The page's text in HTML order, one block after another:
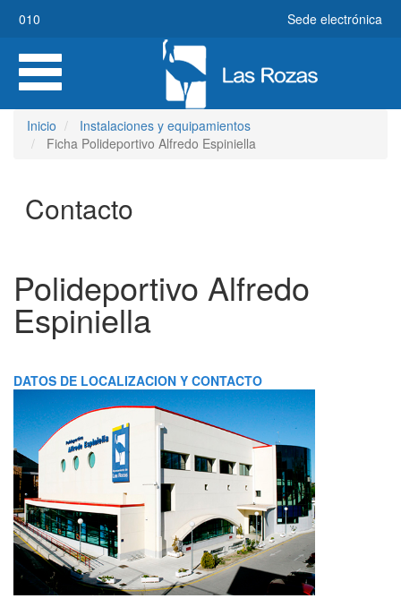
principal
010 Sede electrónica
Toggle
navigation
Inicio
Instalaciones y equipamientos
Ficha Polideportivo Alfredo Espiniella
Contacto
Polideportivo Alfredo
Espiniella
DATOS DE LOCALIZACION Y CONTACTO